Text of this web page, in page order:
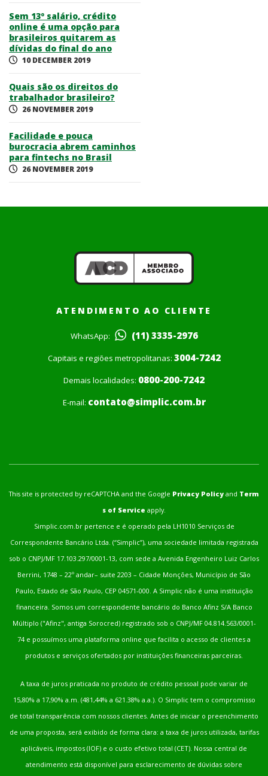
Sem 13º salário, crédito
online é uma opção para
brasileiros quitarem as
dívidas do final do ano
10 DECEMBER 2019
Quais são os direitos do
trabalhador brasileiro?
26 NOVEMBER 2019
Facilidade e pouca
burocracia abrem caminhos
para fintechs no Brasil
26 NOVEMBER 2019
ATENDIMENTO AO CLIENTE
WhatsApp: (11) 3335-2976
Capitais e regiões metropolitanas: 3004-7242
Demais localidades: 0800-200-7242
E-mail: contato@simplic.com.br
This site is protected by reCAPTCHA and the Google Privacy Policy and Term
s of Service apply.
Simplic.com.br pertence e é operado pela LH1010 Serviços de
Correspondente Bancário Ltda. (“Simplic”), uma sociedade limitada registrada
sob o CNPJ/MF 17.103.297/0001-13, com sede a Avenida Engenheiro Luiz Carlos
Berrini, 1748 – 22º andar– suite 2203 – Cidade Monções, Município de São
Paulo, Estado de São Paulo, CEP 04571-000. A Simplic não é uma instituição
financeira. Somos um correspondente bancário do Banco Afinz S/A Banco
Múltiplo ("Afinz", antiga Sorocred) registrado sob o CNPJ/MF 04.814.563/0001-
74 e possuímos uma plataforma online que facilita o acesso de clientes a
produtos e serviços ofertados por instituições financeiras parceiras.
A taxa de juros praticada no produto de crédito pessoal pode variar de
15,80% a 17,90% a.m. (481,44% a 621.38% a.a.). O Simplic tem o compromisso
de total transparência com nossos clientes. Antes de iniciar o preenchimento
de uma proposta, será exibido de forma clara: a taxa de juros utilizada, tarifas
aplicáveis, impostos (IOF) e o custo efetivo total (CET). Nossa central de
atendimento está disponível para esclarecimento de dúvidas sobre